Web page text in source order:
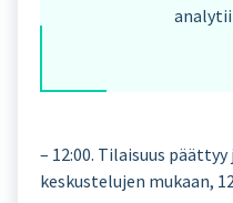
– 12:00. Tilaisuus
keskustelujen mukaan,